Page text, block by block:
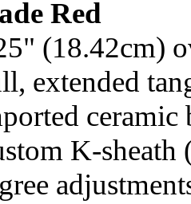
Red
(18.42cm)
extended
ceramic
K-sheath